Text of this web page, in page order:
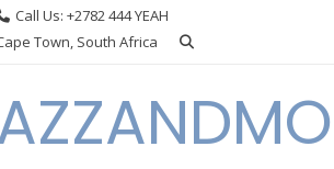
Call Us: +2782 444 YEAH
Town, South Africa